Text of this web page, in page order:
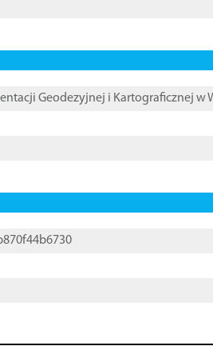
Geodezyjnej i Kartograficznej w